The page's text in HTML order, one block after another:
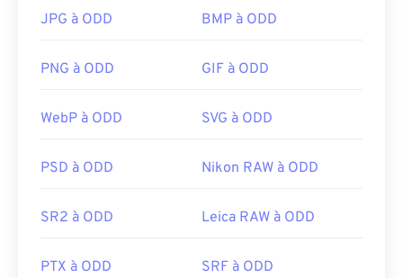
JPG à ODD BMP à ODD
PNG à ODD GIF à ODD
WebP à ODD SVG à ODD
PSD à ODD Nikon RAW à ODD
SR2 à ODD Leica RAW à ODD
PTX à ODD SRF à ODD